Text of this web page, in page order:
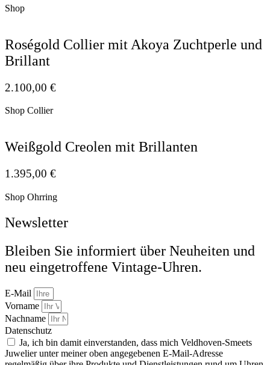
Shop
Roségold Collier mit Akoya Zuchtperle und
Brillant
2.100,00 €
Shop Collier
Weißgold Creolen mit Brillanten
1.395,00 €
Shop Ohrring
Newsletter
Bleiben Sie informiert über Neuheiten und
neu eingetroffene Vintage-Uhren.
E-Mail
Vorname
Nachname
Datenschutz
Ja, ich bin damit einverstanden, dass mich Veldhoven-Smeets
Juwelier unter meiner oben angegebenen E-Mail-Adresse